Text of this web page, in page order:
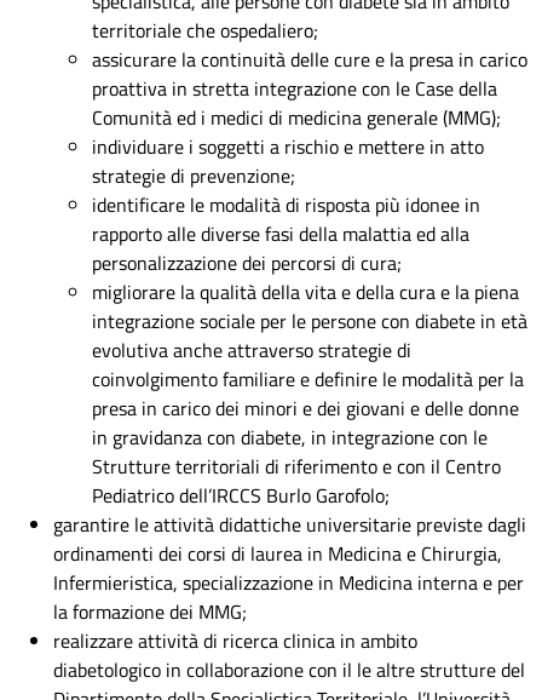
territoriale che ospedaliero;
assicurare la continuità delle cure e la presa in carico
proattiva in stretta integrazione con le Case della
Comunità ed i medici di medicina generale (MMG);
individuare i soggetti a rischio e mettere in atto
strategie di prevenzione;
identificare le modalità di risposta più idonee in
rapporto alle diverse fasi della malattia ed alla
personalizzazione dei percorsi di cura;
migliorare la qualità della vita e della cura e la piena
integrazione sociale per le persone con diabete in età
evolutiva anche attraverso strategie di
coinvolgimento familiare e definire le modalità per la
presa in carico dei minori e dei giovani e delle donne
in gravidanza con diabete, in integrazione con le
Strutture territoriali di riferimento e con il Centro
Pediatrico dell’IRCCS Burlo Garofolo;
garantire le attività didattiche universitarie previste dagli
ordinamenti dei corsi di laurea in Medicina e Chirurgia,
Infermieristica, specializzazione in Medicina interna e per
la formazione dei MMG;
realizzare attività di ricerca clinica in ambito
diabetologico in collaborazione con il le altre strutture del